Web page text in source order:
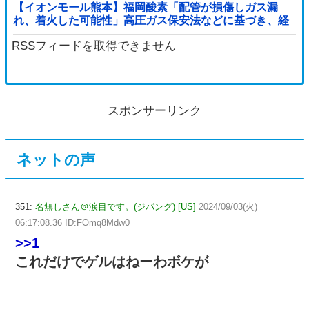
【イオンモール熊本】福岡酸素「配管が損傷しガス漏
れ、着火した可能性」高圧ガス保安法などに基づき、経
産省に報告他
RSSフィードを取得できません
スポンサーリンク
ネットの声
351: 名無しさん＠涙目です。(ジパング) [US] 2024/09/03(火)
06:17:08.36 ID:FOmq8Mdw0
>>1
これだけでゲルはねーわボケが